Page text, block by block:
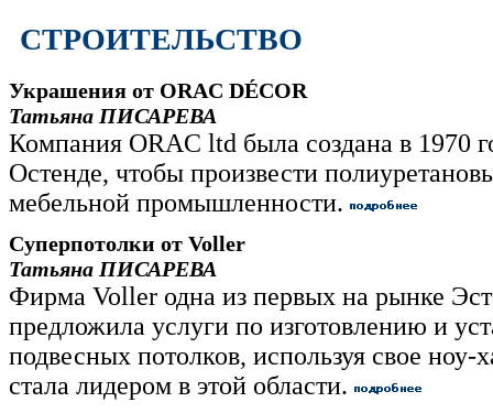
СТРОИТЕЛЬСТВО
Украшения от ORAC DÉCOR
Татьяна ПИСАРЕВА
Компания ORAC ltd была создана в 1970
Остенде, чтобы произвести
мебельной промышленности.
Суперпотолки от Voller
Татьяна ПИСАРЕВА
Фирма Voller одна из первых на рынке
предложила услуги по изготовлению и
подвесных потолков, используя свое ноу-
стала лидером в этой области.